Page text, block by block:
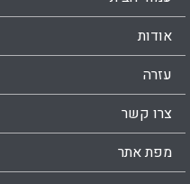
אודות
עזרה
צרו קשר
מפת אתר